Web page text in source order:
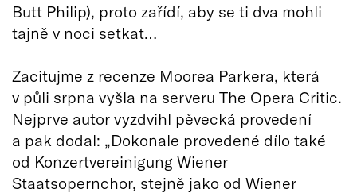
Butt Philip), proto zařídí, aby se ti dva mohli
tajně v noci setkat…
Zacitujme z recenze Moorea Parkera, která
v půli srpna vyšla na serveru The Opera Critic.
Nejprve autor vyzdvihl pěvecká provedení
a pak dodal: „Dokonale provedené dílo také
od Konzertvereinigung Wiener
Staatsopernchor, stejně jako od Wiener